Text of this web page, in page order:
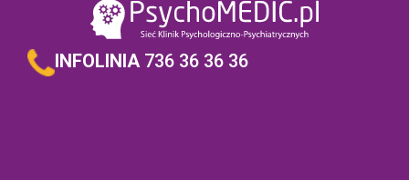
INFOLINIA 736 36 36 36